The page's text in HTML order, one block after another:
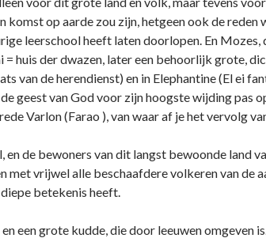
op aarde zou zijn, hetgeen ook de reden
leerschool heeft laten doorlopen. En
= huis der dwazen, later een behoorlijk grote,
van de herendienst) en in Elephantine (El ei
geest van God voor zijn hoogste wijding pas
Varlon (Farao ), van waar af je het vervolg
de bewoners van dit langst bewoonde land
vrijwel alle beschaafdere volkeren van de
betekenis heeft.
een grote kudde, die door leeuwen omgeven